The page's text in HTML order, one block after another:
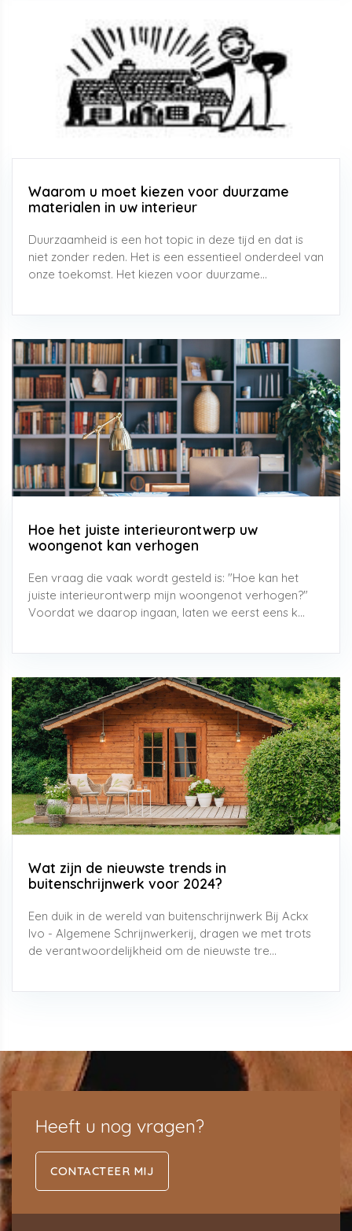
Waarom u moet kiezen voor duurzame
materialen in uw interieur
Duurzaamheid is een hot topic in deze tijd en dat is
niet zonder reden. Het is een essentieel onderdeel van
onze toekomst. Het kiezen voor duurzame...
Hoe het juiste interieurontwerp uw
woongenot kan verhogen
Een vraag die vaak wordt gesteld is: "Hoe kan het
juiste interieurontwerp mijn woongenot verhogen?"
Voordat we daarop ingaan, laten we eerst eens k...
Wat zijn de nieuwste trends in
buitenschrijnwerk voor 2024?
Een duik in de wereld van buitenschrijnwerk Bij Ackx
Ivo - Algemene Schrijnwerkerij, dragen we met trots
de verantwoordelijkheid om de nieuwste tre...
Heeft u nog vragen?
CONTACTEER MIJ